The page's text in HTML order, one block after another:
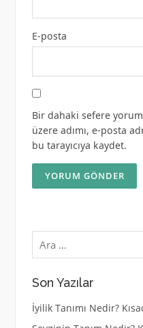
E-posta
Bir dahaki sefere
üzere adımı, e-posta
bu tarayıcıya kaydet.
Arama:
Son Yazılar
İyilik Tanımı Nedir?